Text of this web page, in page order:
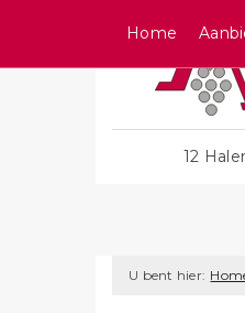
12
Home
U bent hier: